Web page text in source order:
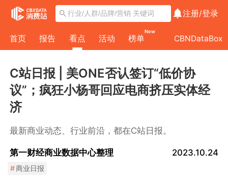
注册/登录
首页 报告 看点 活动 榜单
New
CBNDataBox
C站日报 | 美ONE否认签订“低价协
议”；疯狂小杨哥回应电商挤压实体经
济
最新商业动态、行业前沿，都在C站日报。
第一财经商业数据中心整理 2023.10.24
#商业日报